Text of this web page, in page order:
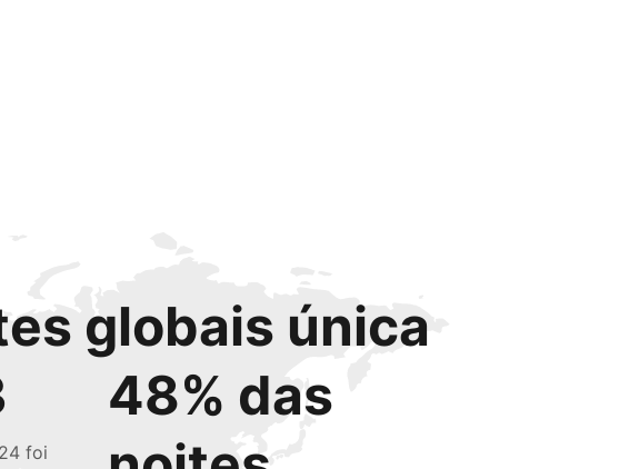
globais única
foi
48% das